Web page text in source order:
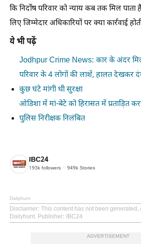
कि निर्दोष परिवार को न्याय कब तक मिल
लिए जिम्मेदार अधिकारियों पर क्या कार्रवाई
ये भी पढ़ें
Jodhpur Crime News: कार के अंदर
परिवार के 4 लोगों की लाशें, हालत देखकर
कुछ घंटे मांगी थी सुरक्षा
ओडिशा में मां-बेटे को हिरासत में प्रताड़ित
पुलिस निरीक्षक निलंबित
IBC24
193k followers 949k Stories
Dailyhunt
Disclaimer: This content has not been
Dailyhunt. Publisher: IBC24
ADVERTISEMENT